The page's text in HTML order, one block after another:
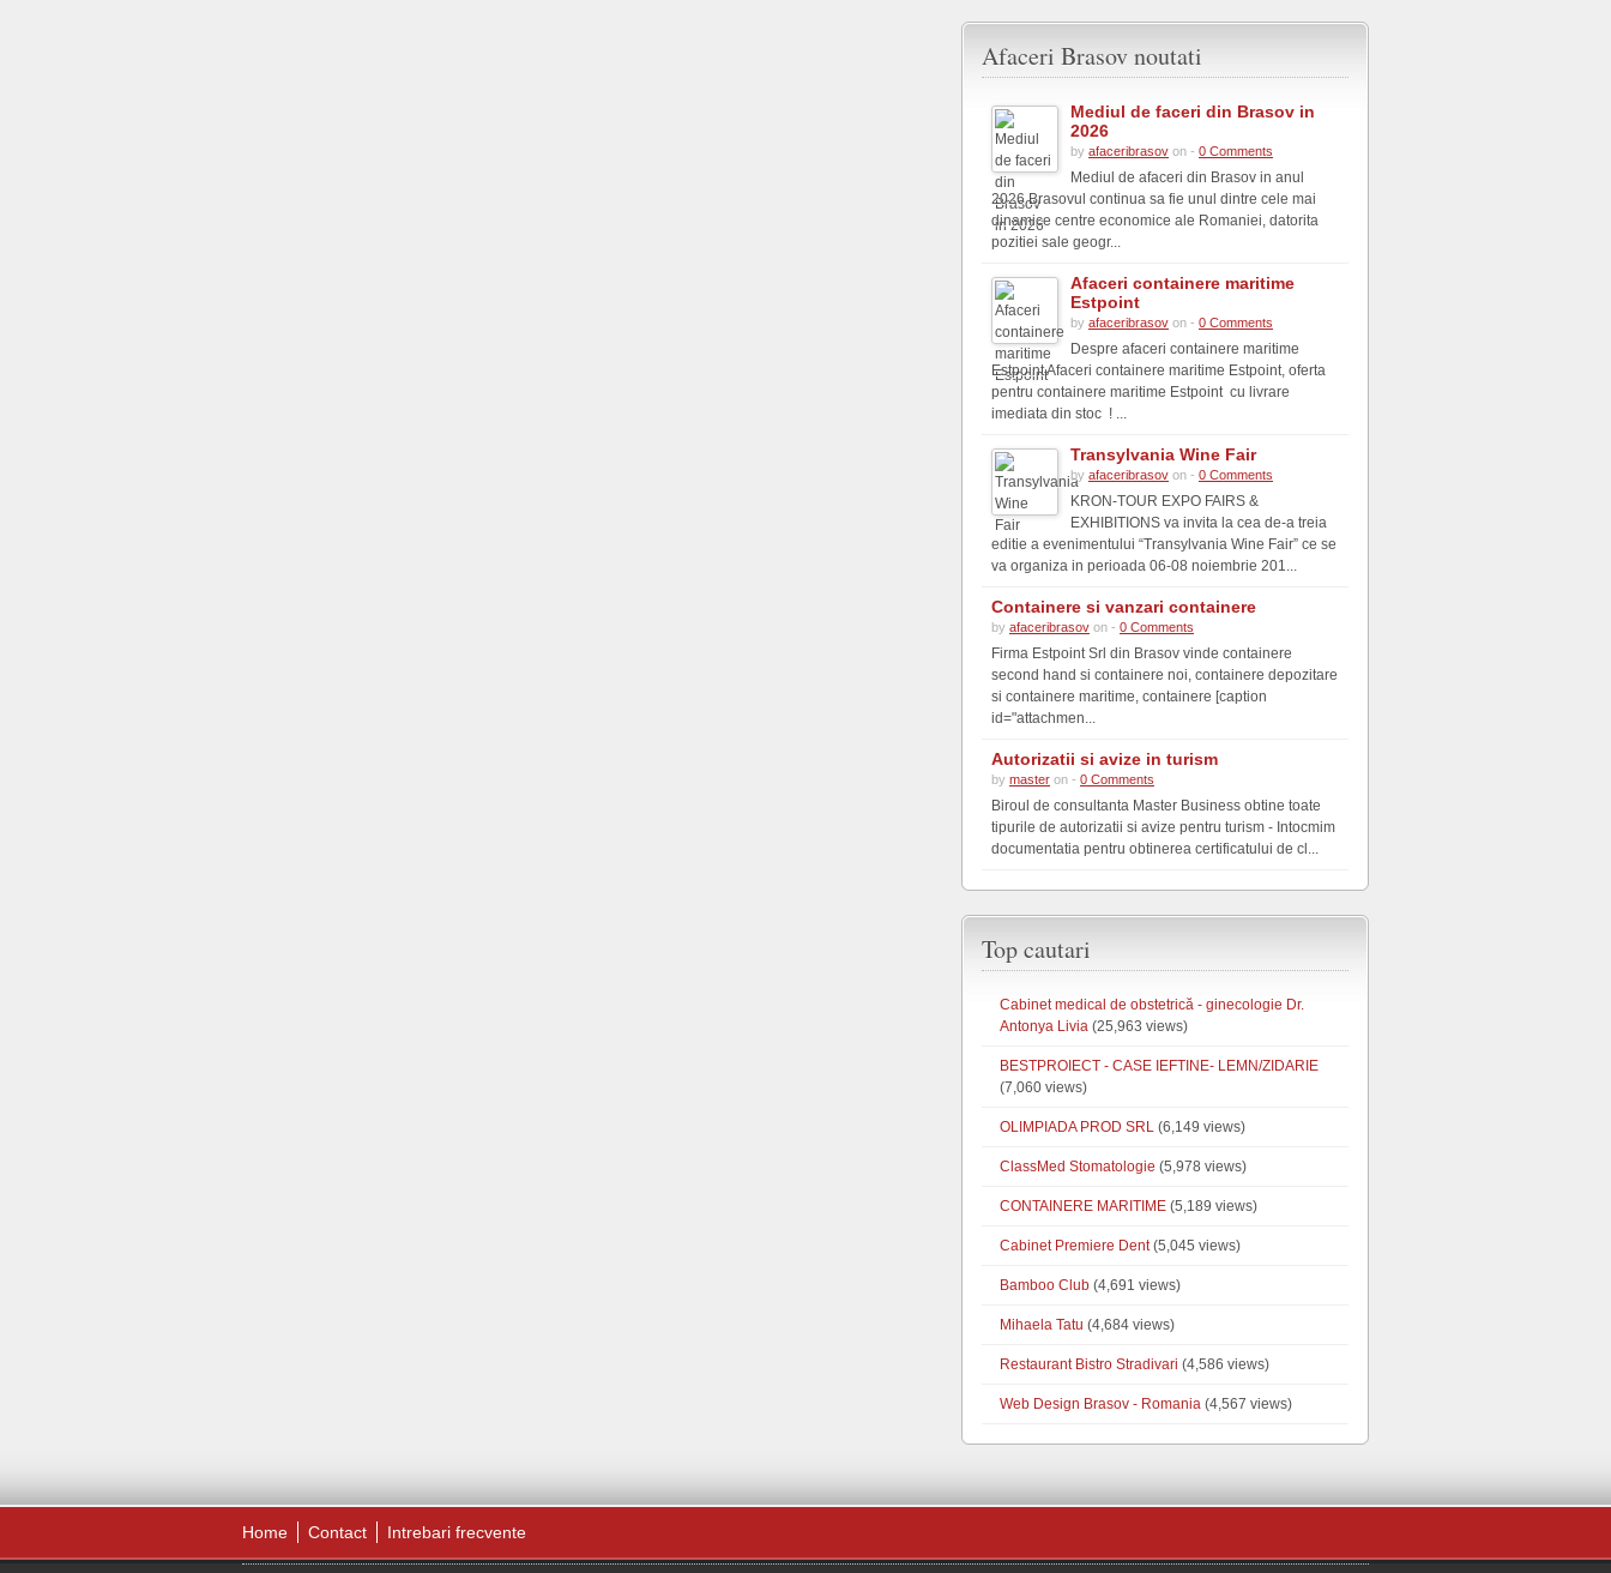
Afaceri Brasov noutati
Mediul de faceri din Brasov in
2026
by afaceribrasov on - 0 Comments
Mediul de afaceri din Brasov in anul
2026 Brasovul continua sa fie unul dintre cele mai
dinamice centre economice ale Romaniei, datorita
pozitiei sale geogr...
Afaceri containere maritime
Estpoint
by afaceribrasov on - 0 Comments
Despre afaceri containere maritime
Estpoint Afaceri containere maritime Estpoint, oferta
pentru containere maritime Estpoint cu livrare
imediata din stoc ! ...
Transylvania Wine Fair
by afaceribrasov on - 0 Comments
KRON-TOUR EXPO FAIRS &
EXHIBITIONS va invita la cea de-a treia
editie a evenimentului “Transylvania Wine Fair” ce se
va organiza in perioada 06-08 noiembrie 201...
Containere si vanzari containere
by afaceribrasov on - 0 Comments
Firma Estpoint Srl din Brasov vinde containere
second hand si containere noi, containere depozitare
si containere maritime, containere [caption
id="attachmen...
Autorizatii si avize in turism
by master on - 0 Comments
Biroul de consultanta Master Business obtine toate
tipurile de autorizatii si avize pentru turism - Intocmim
documentatia pentru obtinerea certificatului de cl...
Top cautari
Cabinet medical de obstetrică - ginecologie Dr.
Antonya Livia (25,963 views)
BESTPROIECT - CASE IEFTINE- LEMN/ZIDARIE
(7,060 views)
OLIMPIADA PROD SRL (6,149 views)
ClassMed Stomatologie (5,978 views)
CONTAINERE MARITIME (5,189 views)
Cabinet Premiere Dent(5,045 views)
Bamboo Club (4,691 views)
Mihaela Tatu (4,684 views)
Restaurant Bistro Stradivari (4,586 views)
Web Design Brasov - Romania (4,567 views)
Home Contact Intrebari frecvente